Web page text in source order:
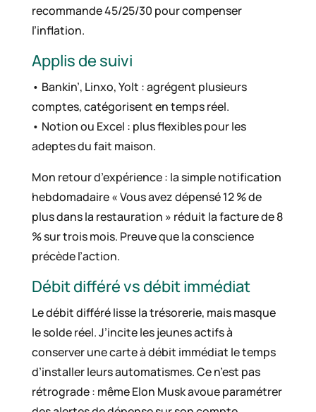
recommande 45/25/30 pour compenser
l’inflation.
Applis de suivi
• Bankin’, Linxo, Yolt : agrégent plusieurs
comptes, catégorisent en temps réel.
• Notion ou Excel : plus flexibles pour les
adeptes du fait maison.
Mon retour d’expérience : la simple notification
hebdomadaire « Vous avez dépensé 12 % de
plus dans la restauration » réduit la facture de 8
% sur trois mois. Preuve que la conscience
précède l’action.
Débit différé vs débit immédiat
Le débit différé lisse la trésorerie, mais masque
le solde réel. J’incite les jeunes actifs à
conserver une carte à débit immédiat le temps
d’installer leurs automatismes. Ce n’est pas
rétrograde : même Elon Musk avoue paramétrer